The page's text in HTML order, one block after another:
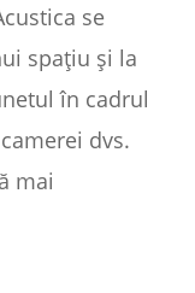
se
spațiu și la
în cadrul
dvs.
mai